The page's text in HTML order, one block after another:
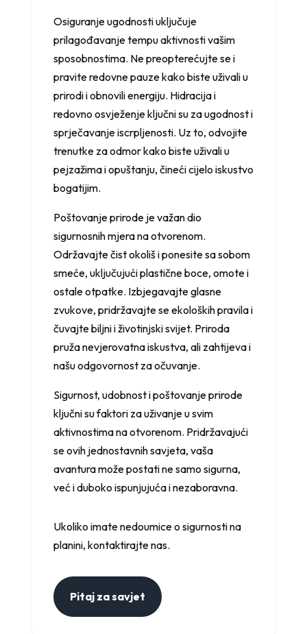
Osiguranje ugodnosti uključuje
prilagođavanje tempu aktivnosti vašim
sposobnostima. Ne preopterećujte se i
pravite redovne pauze kako biste uživali u
prirodi i obnovili energiju. Hidracija i
redovno osvježenje ključni su za ugodnost i
sprječavanje iscrpljenosti. Uz to, odvojite
trenutke za odmor kako biste uživali u
pejzažima i opuštanju, čineći cijelo iskustvo
bogatijim.
Poštovanje prirode je važan dio
sigurnosnih mjera na otvorenom.
Održavajte čist okoliš i ponesite sa sobom
smeće, uključujući plastične boce, omote i
ostale otpatke. Izbjegavajte glasne
zvukove, pridržavajte se ekoloških pravila i
čuvajte biljni i životinjski svijet. Priroda
pruža nevjerovatna iskustva, ali zahtijeva i
našu odgovornost za očuvanje.
Sigurnost, udobnost i poštovanje prirode
ključni su faktori za uživanje u svim
aktivnostima na otvorenom. Pridržavajući
se ovih jednostavnih savjeta, vaša
avantura može postati ne samo sigurna,
već i duboko ispunjujuća i nezaboravna.
Ukoliko imate nedoumice o sigurnosti na
planini, kontaktirajte nas.
Pitaj za savjet